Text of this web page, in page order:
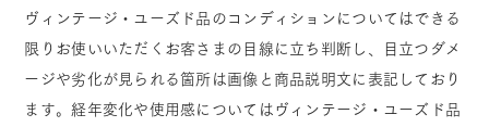
ヴィンテージ・ユーズド品のコンディションについてはできる
限りお使いいただくお客さまの目線に立ち判断し、目立つダメ
ージや劣化が見られる箇所は画像と商品説明文に表記しており
ます。経年変化や使用感についてはヴィンテージ・ユーズド品